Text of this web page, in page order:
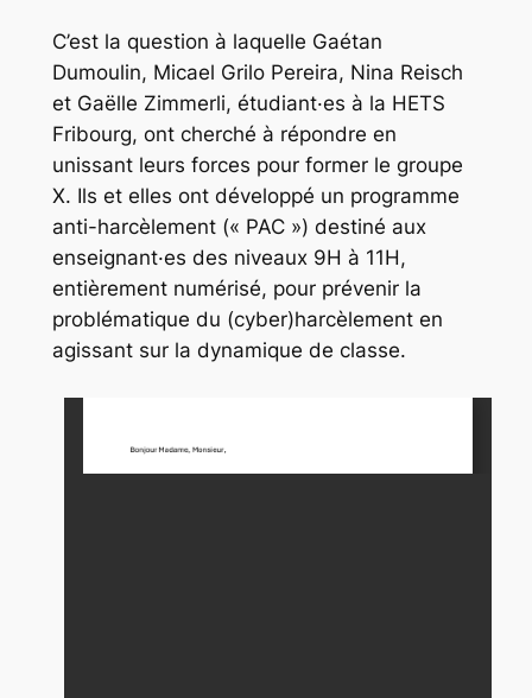
C’est la question à laquelle Gaétan
Dumoulin, Micael Grilo Pereira, Nina Reisch
et Gaëlle Zimmerli, étudiant·es à la HETS
Fribourg, ont cherché à répondre en
unissant leurs forces pour former le groupe
X. Ils et elles ont développé un programme
anti-harcèlement (« PAC ») destiné aux
enseignant·es des niveaux 9H à 11H,
entièrement numérisé, pour prévenir la
problématique du (cyber)harcèlement en
agissant sur la dynamique de classe.